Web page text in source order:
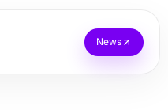
News